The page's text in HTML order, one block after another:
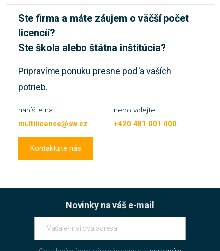
Ste firma a máte záujem o väčší počet
licencíí?
Ste škola alebo štátna inštitúcia?
Pripravíme ponuku presne podľa vaších
potrieb.
napíšte na
multilicence@sw.cz
nebo volejte
+420 481 001 000
Kontaktujte nás
Novinky na váš e-mail